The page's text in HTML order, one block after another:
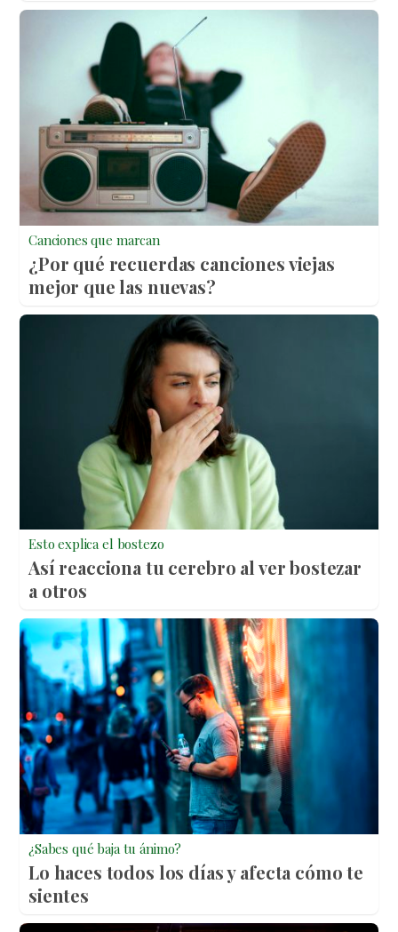
Canciones que marcan
¿Por qué recuerdas canciones viejas
mejor que las nuevas?
Esto explica el bostezo
Así reacciona tu cerebro al ver bostezar
a otros
¿Sabes qué baja tu ánimo?
Lo haces todos los días y afecta cómo te
sientes